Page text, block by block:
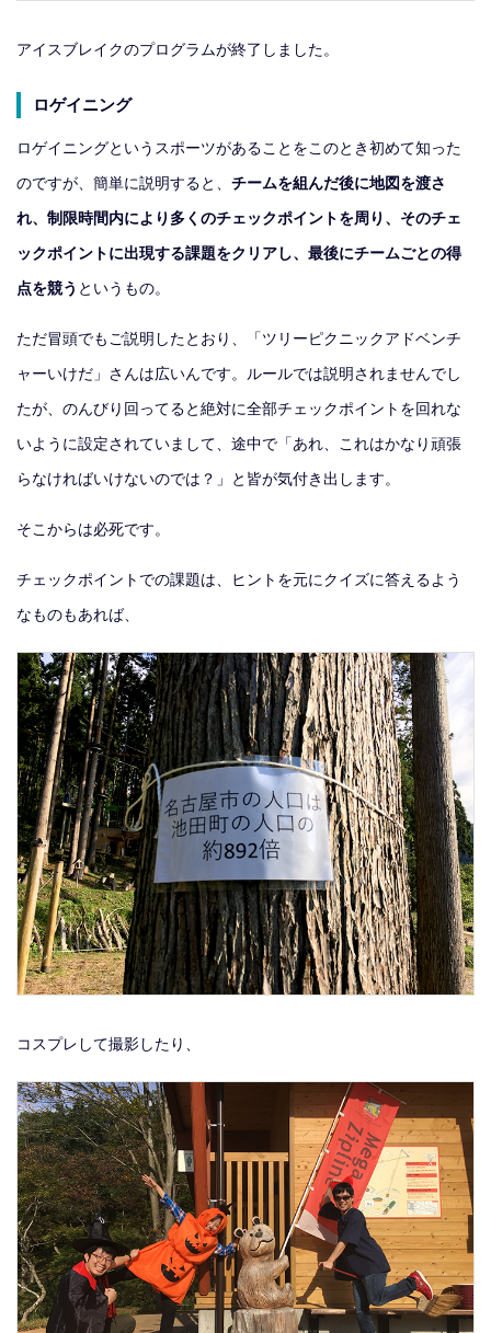
アイスブレイクのプログラムが終了しました。
ロゲイニング
ロゲイニングというスポーツがあることをこのとき初めて知った
のですが、簡単に説明すると、 チームを組んだ後に地図を渡さ
れ、制限時間内により多くのチェックポイントを周り、そのチェ
ックポイントに出現する課題をクリアし、最後にチームごとの得
点を競う というもの。
ただ冒頭でもご説明したとおり、「ツリーピクニックアドベンチ
ャーいけだ」さんは広いんです。ルールでは説明されませんでし
たが、のんびり回ってると絶対に全部チェックポイントを回れな
いように設定されていまして、途中で「あれ、これはかなり頑張
らなければいけないのでは？」と皆が気付き出します。
そこからは必死です。
チェックポイントでの課題は、ヒントを元にクイズに答えるよう
なものもあれば、
コスプレして撮影したり、